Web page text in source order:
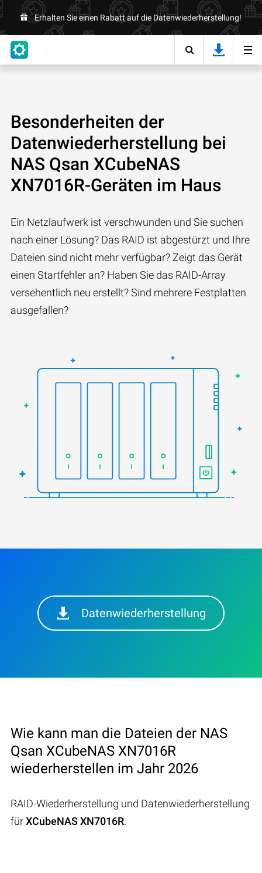
Erhalten Sie einen Rabatt auf die Datenwiederherstellung!
Besonderheiten der
Datenwiederherstellung bei
NAS Qsan XCubeNAS
XN7016R-Geräten im Haus
Ein Netzlaufwerk ist verschwunden und Sie suchen
nach einer Lösung? Das RAID ist abgestürzt und Ihre
Dateien sind nicht mehr verfügbar? Zeigt das Gerät
einen Startfehler an? Haben Sie das RAID-Array
versehentlich neu erstellt? Sind mehrere Festplatten
ausgefallen?
Datenwiederherstellung
Wie kann man die Dateien der NAS
Qsan XCubeNAS XN7016R
wiederherstellen im Jahr 2026
RAID-Wiederherstellung und Datenwiederherstellung
fürXCubeNAS XN7016R.